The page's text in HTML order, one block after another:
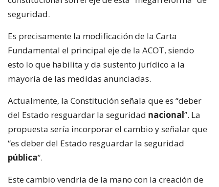
seguridad.
Es precisamente la modificación de la Carta
Fundamental el principal eje de la ACOT, siendo
esto lo que habilita y da sustento jurídico a la
mayoría de las medidas anunciadas.
Actualmente, la Constitución señala que es “deber
del Estado resguardar la seguridad nacional”. La
propuesta sería incorporar el cambio y señalar que
“es deber del Estado resguardar la seguridad
pública”.
Este cambio vendría de la mano con la creación de